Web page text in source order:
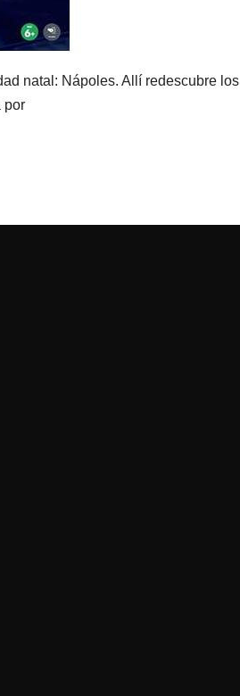
natal: Nápoles. Allí redescubre los
por